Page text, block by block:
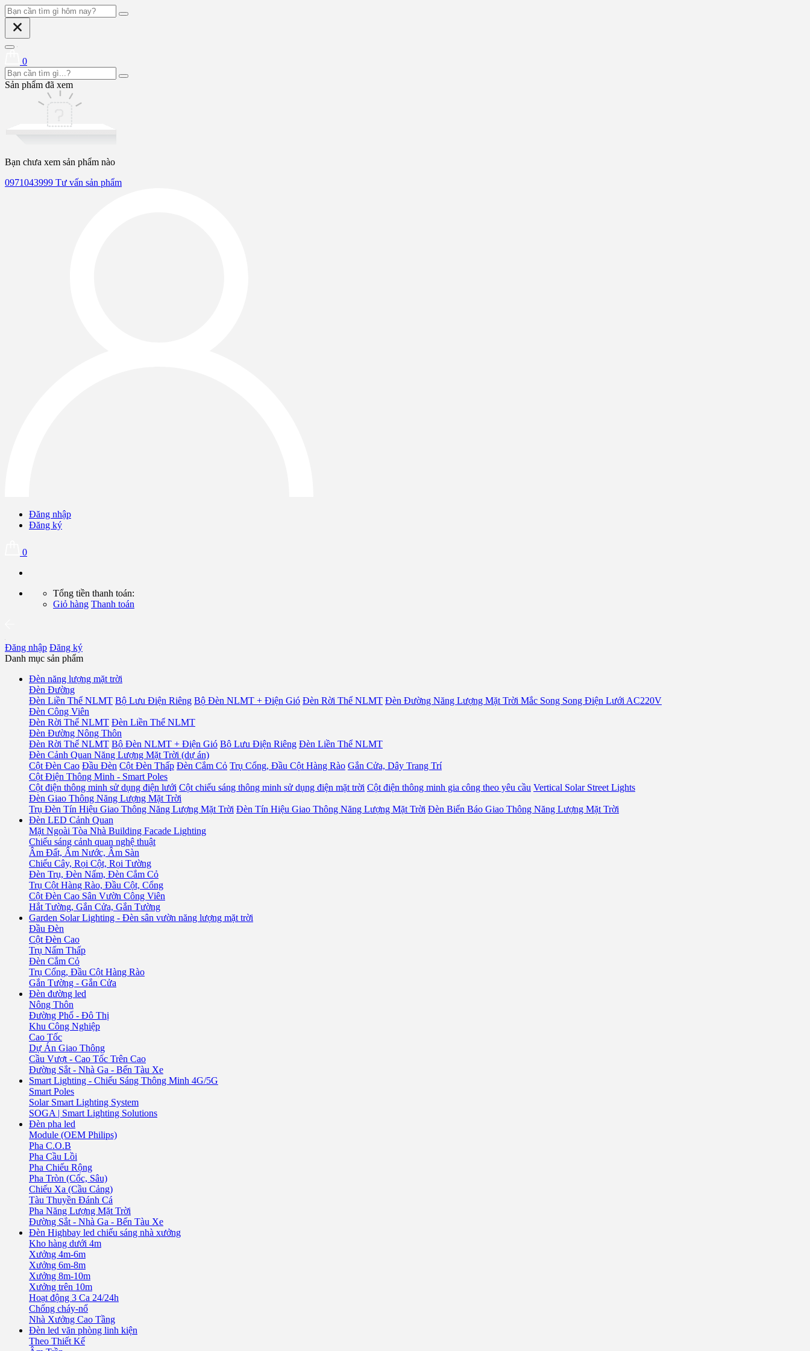
0
Sản phẩm đã xem
Bạn chưa xem sản phẩm nào
0971043999 Tư vấn sản phẩm
Đăng nhập
Đăng ký
0
Tổng tiền thanh toán:
Giỏ hàng Thanh toán
Đăng nhập Đăng ký
Danh mục sản phẩm
Đèn năng lượng mặt trời
Đèn Đường
Đèn Liền Thể NLMT Bộ Lưu Điện Riêng Bộ Đèn NLMT + Điện Gió Đèn Rời Thể NLMT Đèn Đường Năng Lượng Mặt Trời Mắc Song Song Điện Lưới AC220V
Đèn Công Viên
Đèn Rời Thể NLMT Đèn Liền Thể NLMT
Đèn Đường Nông Thôn
Đèn Rời Thể NLMT Bộ Đèn NLMT + Điện Gió Bộ Lưu Điện Riêng Đèn Liền Thể NLMT
Đèn Cảnh Quan Năng Lượng Mặt Trời (dự án)
Cột Đèn Cao Đầu Đèn Cột Đèn Thấp Đèn Cắm Cỏ Trụ Cổng, Đầu Cột Hàng Rào Gắn Cửa, Dây Trang Trí
Cột Điện Thông Minh - Smart Poles
Cột điện thông minh sử dụng điện lưới Cột chiếu sáng thông minh sử dụng điện mặt trời Cột điện thông minh gia công theo yêu cầu Vertical Solar Street Lights
Đèn Giao Thông Năng Lượng Mặt Trời
Trụ Đèn Tín Hiệu Giao Thông Năng Lượng Mặt Trời Đèn Tín Hiệu Giao Thông Năng Lượng Mặt Trời Đèn Biển Báo Giao Thông Năng Lượng Mặt Trời
Đèn LED Cảnh Quan
Mặt Ngoài Tòa Nhà Building Facade Lighting
Chiếu sáng cảnh quan nghệ thuật
Âm Đất, Âm Nước, Âm Sàn
Chiếu Cây, Rọi Cột, Rọi Tường
Đèn Trụ, Đèn Nấm, Đèn Cắm Cỏ
Trụ Cột Hàng Rào, Đầu Cột, Cổng
Cột Đèn Cao Sân Vườn Công Viên
Hắt Tường, Gắn Cửa, Gắn Tường
Garden Solar Lighting - Đèn sân vườn năng lượng mặt trời
Đầu Đèn
Cột Đèn Cao
Trụ Nấm Thấp
Đèn Cắm Cỏ
Trụ Cổng, Đầu Cột Hàng Rào
Gắn Tường - Gắn Cửa
Đèn đường led
Nông Thôn
Đường Phố - Đô Thị
Khu Công Nghiệp
Cao Tốc
Dự Án Giao Thông
Cầu Vượt - Cao Tốc Trên Cao
Đường Sắt - Nhà Ga - Bến Tàu Xe
Smart Lighting - Chiếu Sáng Thông Minh 4G/5G
Smart Poles
Solar Smart Lighting System
SOGA | Smart Lighting Solutions
Đèn pha led
Module (OEM Philips)
Pha C.O.B
Pha Cầu Lồi
Pha Chiếu Rộng
Pha Tròn (Cốc, Sâu)
Chiếu Xa (Cầu Cảng)
Tàu Thuyền Đánh Cá
Pha Năng Lượng Mặt Trời
Đường Sắt - Nhà Ga - Bến Tàu Xe
Đèn Highbay led chiếu sáng nhà xưởng
Kho hàng dưới 4m
Xưởng 4m-6m
Xưởng 6m-8m
Xưởng 8m-10m
Xưởng trên 10m
Hoạt động 3 Ca 24/24h
Chống cháy-nổ
Nhà Xưởng Cao Tầng
Đèn led văn phòng linh kiện
Theo Thiết Kế